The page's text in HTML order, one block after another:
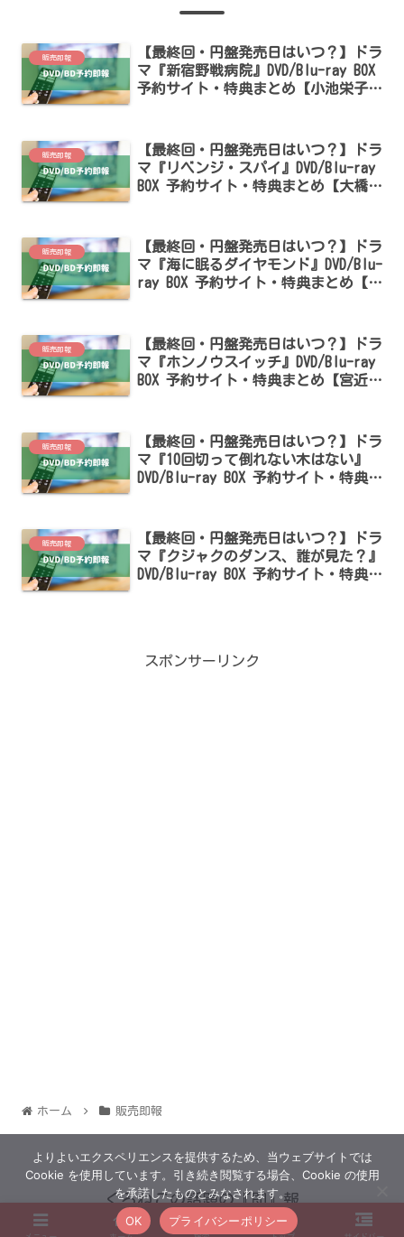
販売即報
【最終回・円盤発売日はいつ？】ドラ
マ『新宿野戦病院』DVD/Blu-ray BOX
予約サイト・特典まとめ【小池栄子・
販売即報
【最終回・円盤発売日はいつ？】ドラ
マ『リベンジ・スパイ』DVD/Blu-ray
BOX 予約サイト・特典まとめ【大橋和
販売即報
【最終回・円盤発売日はいつ？】ドラ
マ『海に眠るダイヤモンド』DVD/Blu-
ray BOX 予約サイト・特典まとめ【神
販売即報
【最終回・円盤発売日はいつ？】ドラ
マ『ホンノウスイッチ』DVD/Blu-ray
BOX 予約サイト・特典まとめ【宮近海
販売即報
【最終回・円盤発売日はいつ？】ドラ
マ『10回切って倒れない木はない』
DVD/Blu-ray BOX 予約サイト・特典ま
販売即報
【最終回・円盤発売日はいつ？】ドラ
マ『クジャクのダンス、誰が見た？』
DVD/Blu-ray BOX 予約サイト・特典ま
スポンサーリンク
ホーム 販売即報
くろねこの話題の『即』報
© 2022 くろねこの話題の『即』報.
よりよいエクスペリエンスを提供するため、当ウェブサイトでは
Cookie を使用しています。引き続き閲覧する場合、Cookie の使用
を承諾したものとみなされます。
OK
プライバシーポリシー